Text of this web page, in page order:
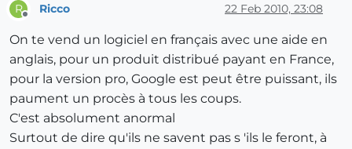
R Ricco 22 Feb 2010, 23:08
On te vend un logiciel en français avec une aide en
anglais, pour un produit distribué payant en France,
pour la version pro, Google est peut être puissant, ils
paument un procès à tous les coups.
C'est absolument anormal
Surtout de dire qu'ils ne savent pas s 'ils le feront, à